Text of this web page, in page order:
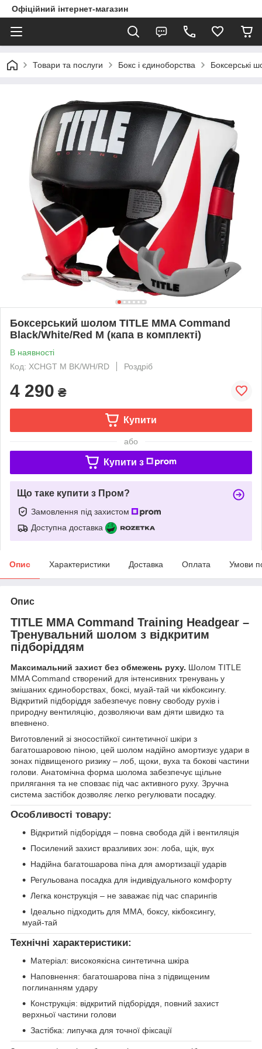
Офіційний інтернет-магазин
Товари та послуги Бокс і єдиноборства Боксерські
Боксерський шолом TITLE MMA Command
Black/White/Red M (капа в комплекті)
В наявності
Код: XCHGT M BK/WH/RD
Роздріб
4 290 ₴
Купити
або
Купити з
Що таке купити з Пром?
Замовлення під захистом
Доступна доставка
Опис Характеристики Доставка Оплата Умови
Опис
TITLE MMA Command Training Headgear –
Тренувальний шолом з відкритим
підборіддям
Максимальний захист без обмежень руху. Шолом TITLE
MMA Command створений для інтенсивних тренувань у
змішаних єдиноборствах, боксі, муай-тай чи кікбоксингу.
Відкритий підборіддя забезпечує повну свободу рухів і
природну вентиляцію, дозволяючи вам діяти швидко та
впевнено.
Виготовлений зі зносостійкої синтетичної шкіри з
багатошаровою піною, цей шолом надійно амортизує удари в
зонах підвищеного ризику – лоб, щоки, вуха та бокові частини
голови. Анатомічна форма шолома забезпечує щільне
прилягання та не сповзає під час активного руху. Зручна
система застібок дозволяє легко регулювати посадку.
Особливості товару:
Відкритий підборіддя – повна свобода дій і вентиляція
Посилений захист вразливих зон: лоба, щік, вух
Надійна багатошарова піна для амортизації ударів
Регульована посадка для індивідуального комфорту
Легка конструкція – не заважає під час спарингів
Ідеально підходить для MMA, боксу, кікбоксингу,
муай-тай
Технічні характеристики:
Матеріал: високоякісна синтетична шкіра
Наповнення: багатошарова піна з підвищеним
поглинанням удару
Конструкція: відкритий підборіддя, повний захист
верхньої частини голови
Застібка: липучка для точної фіксації